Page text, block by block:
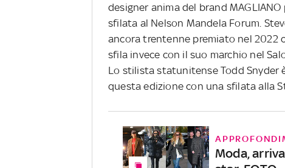
designer anima del brand
sfilata al Nelson Mandela Forum.
ancora trentenne premiato nel 2022
sfila invece con il suo marchio nel
Lo stilista statunitense Todd Snyder
questa edizione con una sfilata alla
Moda,